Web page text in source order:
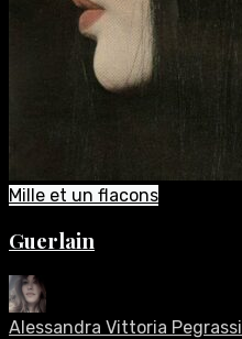
Mille et un flacons
Guerlain
Alessandra Vittoria Pegrassi